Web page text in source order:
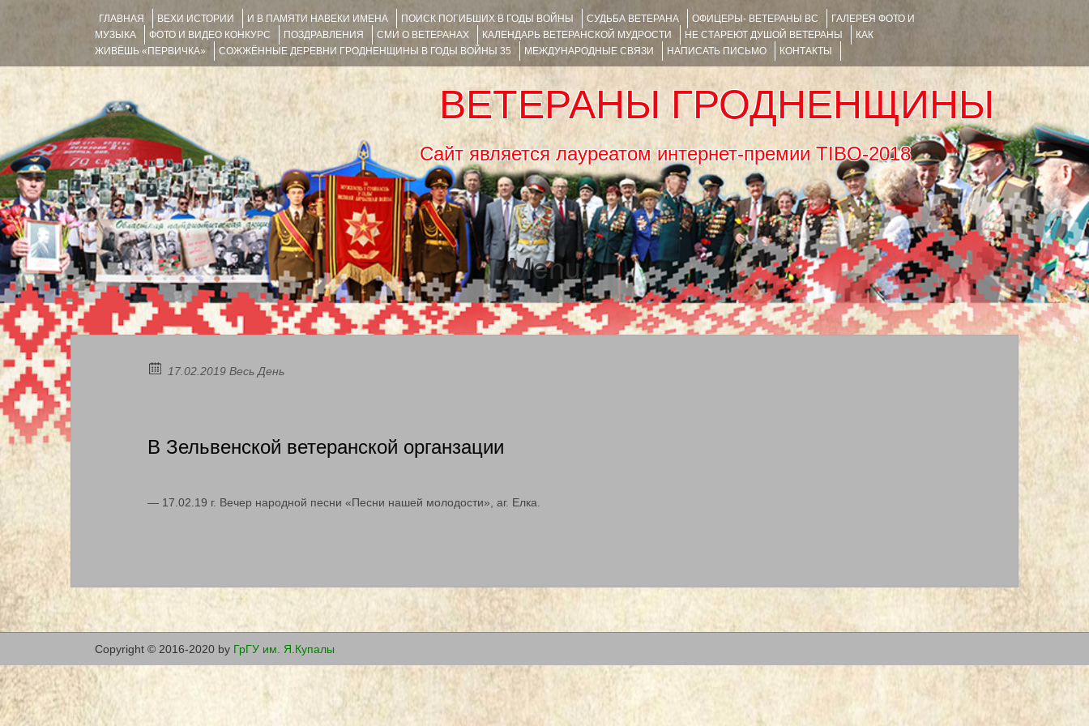
ГЛАВНАЯ ВЕХИ ИСТОРИИ И В ПАМЯТИ НАВЕКИ ИМЕНА ПОИСК ПОГИБШИХ В ГОДЫ ВОЙНЫ СУДЬБА ВЕТЕРАНА ОФИЦЕРЫ- ВЕТЕРАНЫ ВС
ГАЛЕРЕЯ ФОТО И
МУЗЫКА
ФОТО И ВИДЕО КОНКУРС ПОЗДРАВЛЕНИЯ СМИ О ВЕТЕРАНАХ КАЛЕНДАРЬ ВЕТЕРАНСКОЙ МУДРОСТИ НЕ СТАРЕЮТ ДУШОЙ ВЕТЕРАНЫ
КАК
ЖИВЁШЬ «ПЕРВИЧКА»
СОЖЖЁННЫЕ ДЕРЕВНИ ГРОДНЕНЩИНЫ В ГОДЫ ВОЙНЫ 35 МЕЖДУНАРОДНЫЕ СВЯЗИ НАПИСАТЬ ПИСЬМО КОНТАКТЫ
ВЕТЕРАНЫ ГРОДНЕНЩИНЫ
Сайт является лауреатом интернет-премии TIBO-2018
Menu
SKIP TO CONTENT
17.02.2019 Весь День
В Зельвенской ветеранской органзации
— 17.02.19 г. Вечер народной песни «Песни нашей молодости», аг. Елка.
Copyright © 2016-2020 by ГрГУ им. Я.Купалы